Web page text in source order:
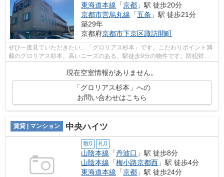
東海道本線 「京都 」駅 徒歩20分
京都市営烏丸線 「五条 」駅 徒歩21分
築29年
京都府京都市下京区諏訪開町
ぜひ一度見ていただきたい、「グロリアス杉本」です。こだわりポイント満
載のグロリアス杉本。高いニーズのある、駅徒歩9分の物件です。防犯対策
もバッチリなマンションタイプの物件で...
現在空室情報がありません。
「グロリアス杉本」への
お問い合わせはこちら
賃貸 | マンション 中央ハイツ
敷0 礼0
山陰本線 「丹波口 」駅 徒歩8分
山陰本線 「梅小路京都西 」駅 徒歩4分
東海道本線 「京都 」駅 徒歩24分